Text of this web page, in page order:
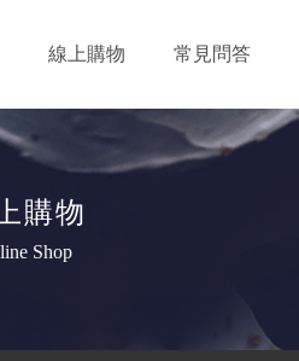
線上購物 常見問答
購物
Shop